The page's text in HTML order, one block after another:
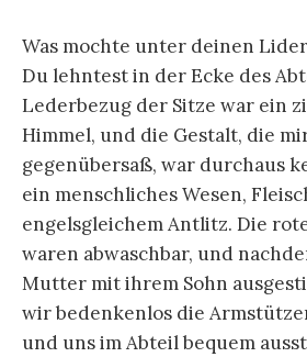
Was mochte unter deinen
Du lehntest in der Ecke des
Lederbezug der Sitze war ein
Himmel, und die Gestalt, die
gegenübersaß, war durchaus
ein menschliches Wesen,
engelsgleichem Antlitz. Die
waren abwaschbar, und
Mutter mit ihrem Sohn
wir bedenkenlos die
und uns im Abteil bequem